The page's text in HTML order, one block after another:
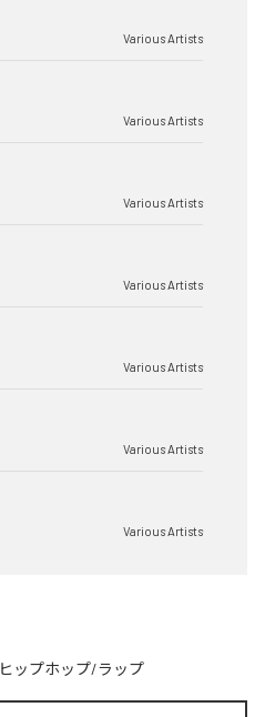
Various Artists
Various Artists
Various Artists
Various Artists
Various Artists
Various Artists
Various Artists
ヒップホップ/ラップ